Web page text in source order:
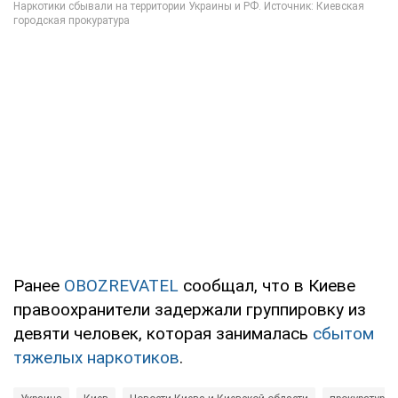
Ранее OBOZREVATEL сообщал, что в Киеве
правоохранители задержали группировку из
девяти человек, которая занималась сбытом
тяжелых наркотиков.